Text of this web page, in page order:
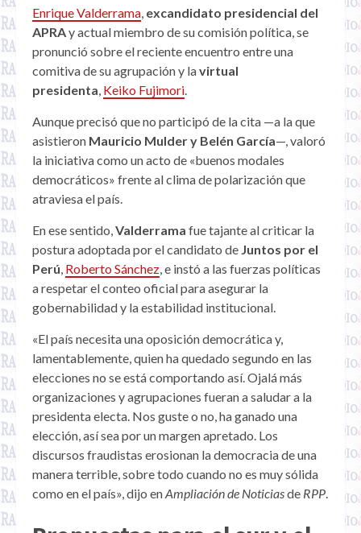
Enrique Valderrama, excandidato presidencial del
APRAy actual miembro de su comisión política, se
pronunció sobre el reciente encuentro entre una
comitiva de su agrupación y lavirtual
presidenta, Keiko Fujimori.
Aunque precisó que no participó de la cita —a la que
asistieron Mauricio Mulder y Belén García—, valoró
la iniciativa como un acto de «buenos modales
democráticos» frente al clima de polarización que
atraviesa el país.
En ese sentido,Valderrama fue tajante al criticar la
postura adoptada por el candidato de Juntos por el
Perú, Roberto Sánchez, e instó a las fuerzas políticas
a respetar el conteo oficial para asegurar la
gobernabilidad y la estabilidad institucional.
«El país necesita una oposición democrática y,
lamentablemente, quien ha quedado segundo en las
elecciones no se está comportando así. Ojalá más
organizaciones y agrupaciones fueran a saludar a la
presidenta electa. Nos guste o no, ha ganado una
elección, así sea por un margen apretado. Los
discursos fraudistas erosionan la democracia de una
manera terrible, sobre todo cuando no es muy sólida
como en el país», dijo enAmpliación de Noticiasde RPP.